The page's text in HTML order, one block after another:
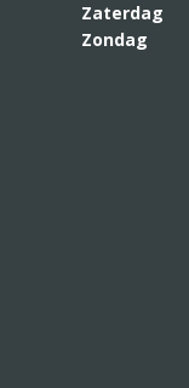
Zaterdag
Zondag